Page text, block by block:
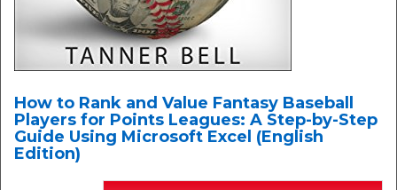
How to Rank and Value Fantasy Baseball
Players for Points Leagues: A Step-by-Step
Guide Using Microsoft Excel (English
Edition)